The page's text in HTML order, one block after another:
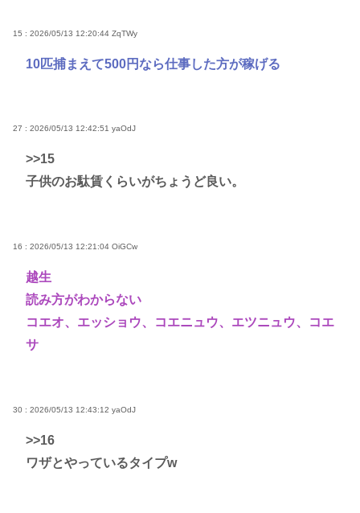
15 : 2026/05/13 12:20:44 ZqTWy
10匹捕まえて500円なら仕事した方が稼げる
27 : 2026/05/13 12:42:51 yaOdJ
>>15
子供のお駄賃くらいがちょうど良い。
16 : 2026/05/13 12:21:04 OiGCw
越生
読み方がわからない
コエオ、エッショウ、コエニュウ、エツニュウ、コエ
サ
30 : 2026/05/13 12:43:12 yaOdJ
>>16
ワザとやっているタイプw